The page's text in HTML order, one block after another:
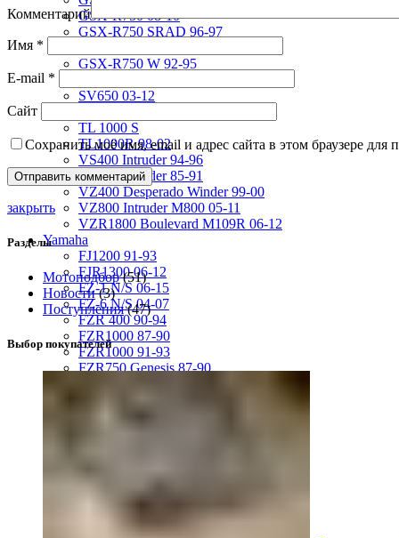
GSX-R750 08-10
GSX-R750 SRAD 96-97
GSX-R750 W 92-95
SV650 03-12
TL 1000 S
TL1000R 98-02
VS400 Intruder 94-96
VS750 Intruder 85-91
VZ400 Desperado Winder 99-00
VZ800 Intruder M800 05-11
VZR1800 Boulevard M109R 06-12
Yamaha
FJ1200 91-93
FJR1300 06-12
FZ-1 N/S 06-15
FZ-6 N/S 04-07
FZR 400 90-94
FZR1000 87-90
FZR1000 91-93
FZR750 Genesis 87-90
MT-09 14-17
VMX12 V-max 88-07
XJ600S Diversion 92-04
XJR400 97-06
Комментарий
Имя *
E-mail *
Сайт
Сохранить моё имя, email и адрес сайта в этом браузере
закрыть
Разделы
Мотоподбор(51)
Новости(3)
Поступления(47)
Выбор покупателей